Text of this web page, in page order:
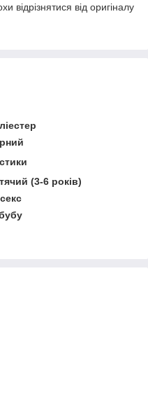
відрізнятися від оригіналу
(3-6 років)